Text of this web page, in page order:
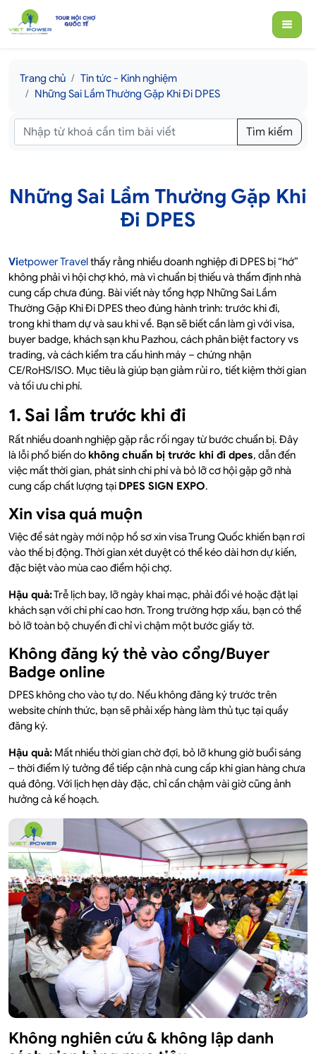
Trang chủ
Tin tức - Kinh nghiệm
Những Sai Lầm Thường Gặp Khi Đi DPES
Tìm kiếm
Những Sai Lầm Thường Gặp Khi
Đi DPES
Vietpower Travel thấy rằng nhiều doanh nghiệp đi DPES bị “hớ”
không phải vì hội chợ khó, mà vì chuẩn bị thiếu và thẩm định nhà
cung cấp chưa đúng. Bài viết này tổng hợp Những Sai Lầm
Thường Gặp Khi Đi DPES theo đúng hành trình: trước khi đi,
trong khi tham dự và sau khi về. Bạn sẽ biết cần làm gì với visa,
buyer badge, khách sạn khu Pazhou, cách phân biệt factory vs
trading, và cách kiểm tra cấu hình máy – chứng nhận
CE/RoHS/ISO. Mục tiêu là giúp bạn giảm rủi ro, tiết kiệm thời gian
và tối ưu chi phí.
1. Sai lầm trước khi đi
Rất nhiều doanh nghiệp gặp rắc rối ngay từ bước chuẩn bị. Đây
là lỗi phổ biến do không chuẩn bị trước khi đi dpes, dẫn đến
việc mất thời gian, phát sinh chi phí và bỏ lỡ cơ hội gặp gỡ nhà
cung cấp chất lượng tại DPES SIGN EXPO.
Xin visa quá muộn
Việc để sát ngày mới nộp hồ sơ xin visa Trung Quốc khiến bạn rơi
vào thế bị động. Thời gian xét duyệt có thể kéo dài hơn dự kiến,
đặc biệt vào mùa cao điểm hội chợ.
Hậu quả:Trễ lịch bay, lỡ ngày khai mạc, phải đổi vé hoặc đặt lại
khách sạn với chi phí cao hơn. Trong trường hợp xấu, bạn có thể
bỏ lỡ toàn bộ chuyến đi chỉ vì chậm một bước giấy tờ.
Không đăng ký thẻ vào cổng/Buyer
Badge online
DPES không cho vào tự do. Nếu không đăng ký trước trên
website chính thức, bạn sẽ phải xếp hàng làm thủ tục tại quầy
đăng ký.
Hậu quả: Mất nhiều thời gian chờ đợi, bỏ lỡ khung giờ buổi sáng
– thời điểm lý tưởng để tiếp cận nhà cung cấp khi gian hàng chưa
quá đông. Với lịch hẹn dày đặc, chỉ cần chậm vài giờ cũng ảnh
hưởng cả kế hoạch.
Không nghiên cứu & không lập danh